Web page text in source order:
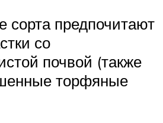
сорта предпочитают
со
почвой (также
торфяные